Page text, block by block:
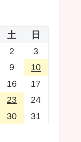
土
日
2
3
9
10
16
17
23
24
30 31